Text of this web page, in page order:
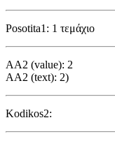
Posotita1: 1 τεμάχιο
AA2 (value): 2
AA2 (text): 2)
Kodikos2: